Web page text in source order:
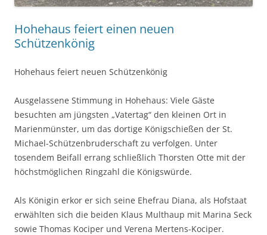
Hohehaus feiert einen neuen
Schützenkönig
Hohehaus feiert neuen Schützenkönig
Ausgelassene Stimmung in Hohehaus: Viele Gäste
besuchten am jüngsten „Vatertag“ den kleinen Ort in
Marienmünster, um das dortige Königschießen der St.
Michael-Schützenbruderschaft zu verfolgen. Unter
tosendem Beifall errang schließlich Thorsten Otte mit der
höchstmöglichen Ringzahl die Königswürde.
Als Königin erkor er sich seine Ehefrau Diana, als Hofstaat
erwählten sich die beiden Klaus Multhaup mit Marina Seck
sowie Thomas Kociper und Verena Mertens-Kociper.